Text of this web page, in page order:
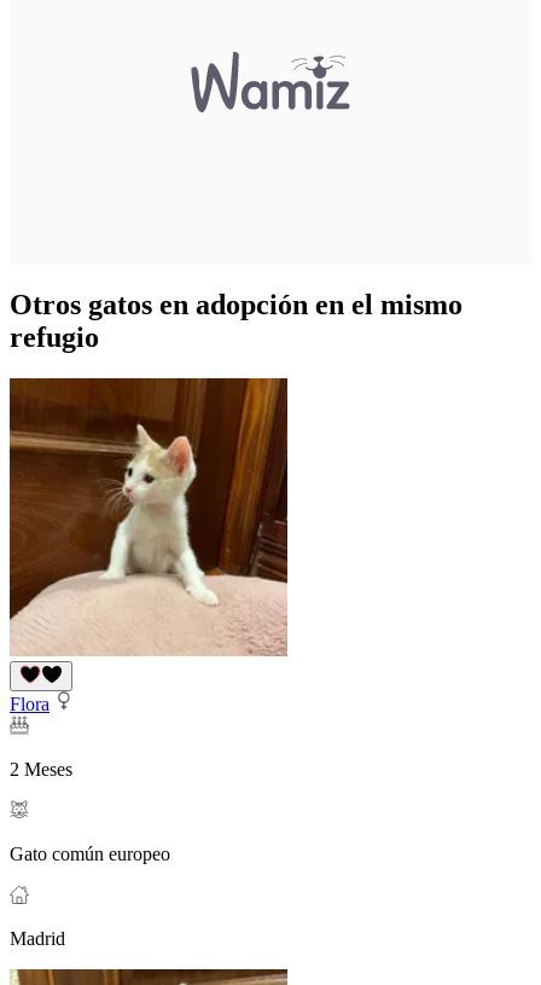
Otros gatos en adopción en el mismo
refugio
Flora
2 Meses
Gato común europeo
Madrid